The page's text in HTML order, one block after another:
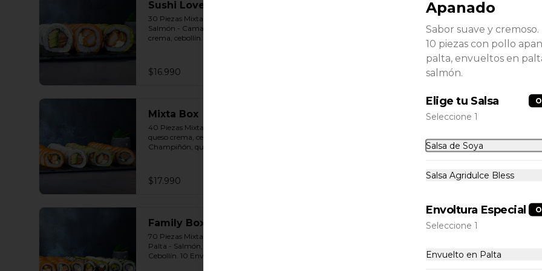
Sushi Lovers
30 Piezas Mixtas 10 Envuelto
Salmón - Camarón furay, queso
crema, cebollín. 10 Envuelto Palta
cebollín. Incluye: 3 Salsas a
elección soya o agridulce Bless + 2
$16.990
Panko Box
40 Piezas Calientes 10 Panko -
Pollo, queso crema, cebollín. 10
Panko - Camarón, queso crema,
cebollín. 10 Panko - Salmón,
queso crema, cebollín. 10 Panko -
Champiñón, queso crema,
cebollín. Incluye: 4 Salsas a
$16.990
Mixta Box
40 Piezas Mixtas 10 Panko - Pollo,
queso crema, cebollín. 10 Panko -
Champiñón, queso crema,
Queso - Salmón, palta, cebollín.
Incluye: 2 Salsa soya 2 Salsa
$17.990
Super Box
Palta - Salmón, queso crema,
cebollín. 10 Envuelto Sésamo -
10 Panko - Pollo, queso crema,
Salsas a elección soya o agridulce
Bless + 4 palitos
$22.990
Family Box
70 Piezas Mixtas 10 Envuelto
Palta - Salmón, Queso crema ,
Cebollín. 10 Envuelto Sésamo -
Suprema Box
Envuelto sésamo - pollo, queso
Apanado
Sabor suave y cremoso.
10 piezas con pollo
palta, envueltos en
salmón.
Elige tu Salsa
Seleccione 1
Salsa de Soya
Salsa Agridulce Bless
Envoltura Especial
Seleccione 1
Envuelto en Palta